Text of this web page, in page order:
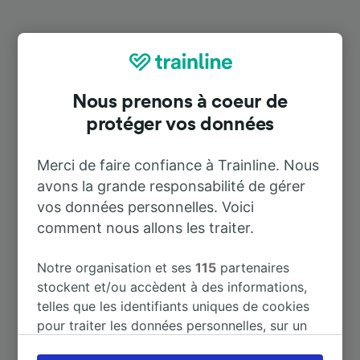
Scharbeutz
À Hamburg Hbf 1 h 11 m
À Lübeck Hbf
À Berlin 3 h 20 m
À Hambourg 1 h 11 m
Nous prenons à coeur de
protéger vos données
Merci de faire confiance à Trainline. Nous
avons la grande responsabilité de gérer
vos données personnelles. Voici
comment nous allons les traiter.
Notre organisation et ses115 partenaires
stockent et/ou accèdent à des informations,
telles que les identifiants uniques de cookies
pour traiter les données personnelles, sur un